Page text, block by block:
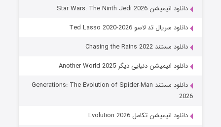
جادوگری در مغولستان
قسمت۱۴ (زیرنویس) منتشر شد
دانلود انیمیشن Star Wars: The Ninth Jedi 2026
دانلود سریال تد لاسو Ted Lasso 2020-2026
دانلود مستند Chasing the Rains 2022
دانلود انیمیشن دنیایی دیگر Another World 2025
دانلود مستند Generations: The Evolution of Spider-Man
2026
دانلود انیمیشن تکامل Evolution 2026